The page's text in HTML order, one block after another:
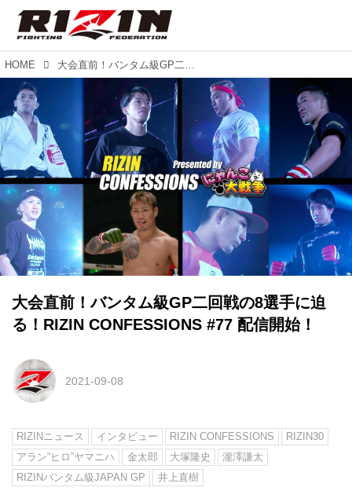
HOME 大会直前！バンタム級GP二回戦の8選手に迫る！RIZIN CONFESSIONS #77 配信開始！
大会直前！バンタム級GP二回戦の8選手に迫
る！RIZIN CONFESSIONS #77 配信開始！
2021-09-08
RIZINニュース インタビュー RIZIN CONFESSIONS
RIZIN30
アラン“ヒロ”ヤマニハ
金太郎 大塚隆史
瀧澤謙太
RIZINバンタム級JAPAN GP
井上直樹